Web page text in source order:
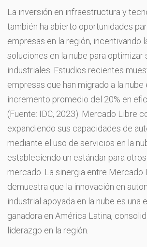
La inversión en infraestructura y
también ha abierto oportunidades
empresas en la región, incentivando
soluciones en la nube para optimizar
industriales. Estudios recientes
empresas que han migrado a la
incremento promedio del 20% en
(Fuente: IDC, 2023). Mercado Libre
expandiendo sus capacidades de
mediante el uso de servicios en la
estableciendo un estándar para
mercado. La sinergia entre Mercado
demuestra que la innovación en
industrial apoyada en la nube es una
ganadora en América Latina,
liderazgo en la región.